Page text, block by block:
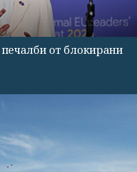
от блокирани